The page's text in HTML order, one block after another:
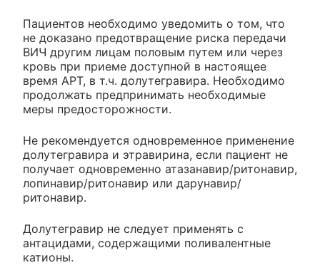
Пациентов необходимо уведомить о том, что
не доказано предотвращение риска передачи
ВИЧ другим лицам половым путем или через
кровь при приеме доступной в настоящее
время APT, в т.ч. долутегравира. Необходимо
продолжать предпринимать необходимые
меры предосторожности.
Не рекомендуется одновременное применение
долутегравира и этравирина, если пациент не
получает одновременно атазанавир/ритонавир,
лопинавир/ритонавир или дарунавир/
ритонавир.
Долутегравир не следует применять с
антацидами, содержащими поливалентные
катионы.